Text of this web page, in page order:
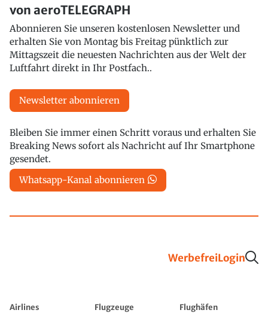
von aeroTELEGRAPH
Abonnieren Sie unseren kostenlosen Newsletter und
erhalten Sie von Montag bis Freitag pünktlich zur
Mittagszeit die neuesten Nachrichten aus der Welt der
Luftfahrt direkt in Ihr Postfach..
Newsletter abonnieren
Bleiben Sie immer einen Schritt voraus und erhalten Sie
Breaking News sofort als Nachricht auf Ihr Smartphone
gesendet.
Whatsapp-Kanal abonnieren
WerbefreiLogin
Airlines Flugzeuge
Flughäfen